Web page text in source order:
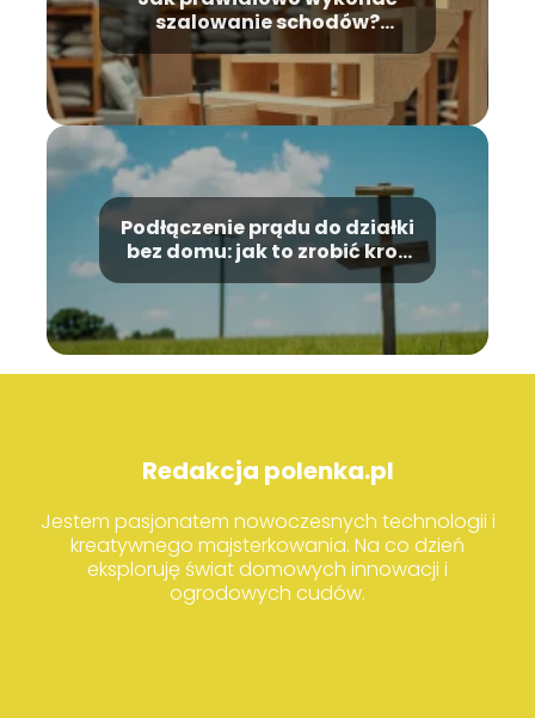
szalowanie schodów?
Kompleksowy poradnik
Podłączenie prądu do działki
bez domu: jak to zrobić krok
Redakcja polenka.pl
Jestem pasjonatem nowoczesnych technologii i
kreatywnego majsterkowania. Na co dzień
eksploruję świat domowych innowacji i
ogrodowych cudów.